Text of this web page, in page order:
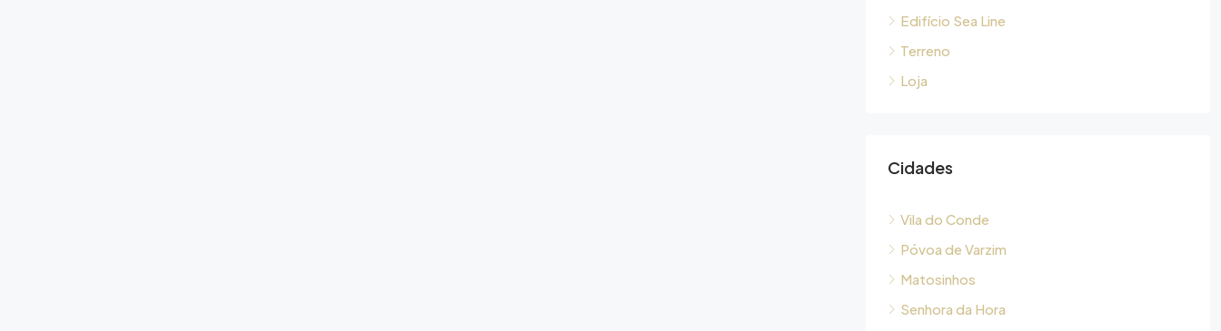
Edifício Sea Line
Terreno
Loja
Cidades
Vila do Conde
Póvoa de Varzim
Matosinhos
Senhora da Hora